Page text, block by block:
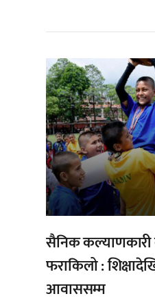
,
सैनिक कल्याणकारी
फराकिलो :
आवाससम्म